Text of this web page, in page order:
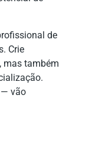
de
Crie
mas também
— vão